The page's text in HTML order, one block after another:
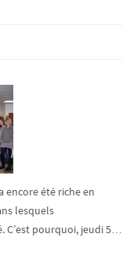
encore été riche en
lesquels
C’est pourquoi, jeudi 5…